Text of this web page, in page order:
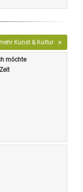
Kunst & Kultur
möchte